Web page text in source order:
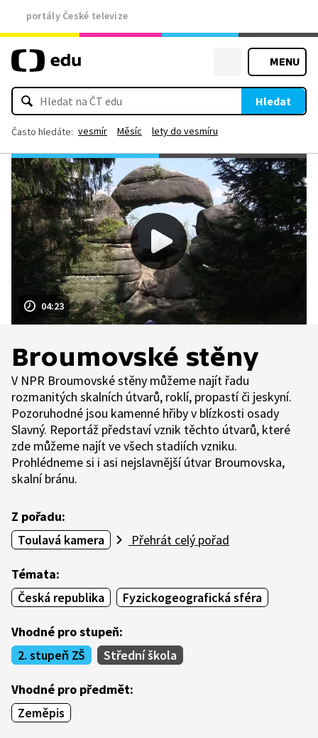
portály České televize
MENU
Hledat
Často hledáte: vesmír Měsíc lety do vesmíru
04:23
Broumovské stěny
V NPR Broumovské stěny můžeme najít řadu
rozmanitých skalních útvarů, roklí, propastí či jeskyní.
Pozoruhodné jsou kamenné hřiby v blízkosti osady
Slavný. Reportáž představí vznik těchto útvarů, které
zde můžeme najít ve všech stadiích vzniku.
Prohlédneme si i asi nejslavnější útvar Broumovska,
skalní bránu.
Z pořadu:
Toulavá kamera
Přehrát celý pořad
Témata:
Česká republika
Fyzickogeografická sféra
Vhodné pro stupeň:
2. stupeň ZŠ
Střední škola
Vhodné pro předmět:
Zeměpis